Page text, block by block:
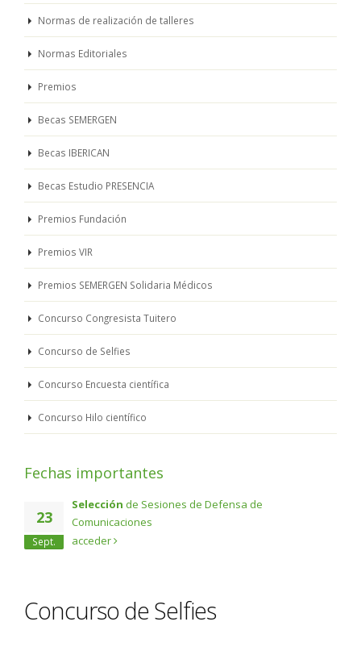
Normas de realización de talleres
Normas Editoriales
Premios
Becas SEMERGEN
Becas IBERICAN
Becas Estudio PRESENCIA
Premios Fundación
Premios VIR
Premios SEMERGEN Solidaria Médicos
Concurso Congresista Tuitero
Concurso de Selfies
Concurso Encuesta científica
Concurso Hilo científico
Fechas importantes
23
Sept.
Selección de Sesiones de Defensa de
Comunicaciones
acceder
Concurso de Selfies